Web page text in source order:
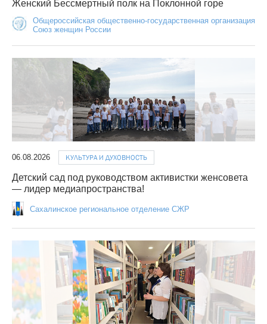
Женский Бессмертный полк на Поклонной горе
Общероссийская общественно-государственная организация
Союз женщин России
06.08.2026 КУЛЬТУРА И ДУХОВНОСТЬ
Детский сад под руководством активистки женсовета
— лидер медиапространства!
Сахалинское региональное отделение СЖР